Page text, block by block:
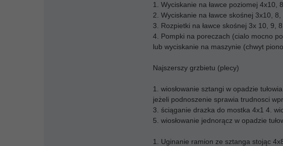
1. Wyciskanie na ławce poziomej 4x10,
2. Wyciskanie na ławce skośnej 3x10, 8,
3. Rozpietki na ławce skośnej 3x 10, 9, 8
4. Pompki na poreczach (cialo mocno
lub wyciskanie na maszynie (chwyt
Najszerszy grzbietu (plecy)
1. wiosłowanie sztangi w opadzie
jeżeli podnoszenie sprawia trudnosci
3. ściąganie drazka do mostka 4x1 4.
5. wiosłowanie jednorącz w opadzie
1. Uginanie ramion ze sztanga stojąc